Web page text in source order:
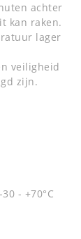
achter
kan raken.
lager
veiligheid
zijn.
- +70°C